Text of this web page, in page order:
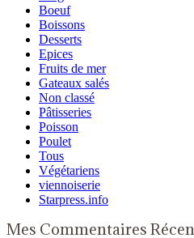
Boeuf
Boissons
Desserts
Epices
Fruits de mer
Gateaux salés
Non classé
Pâtisseries
Poisson
Poulet
Tous
Végétariens
viennoiserie
Starpress.info
Mes Commentaires